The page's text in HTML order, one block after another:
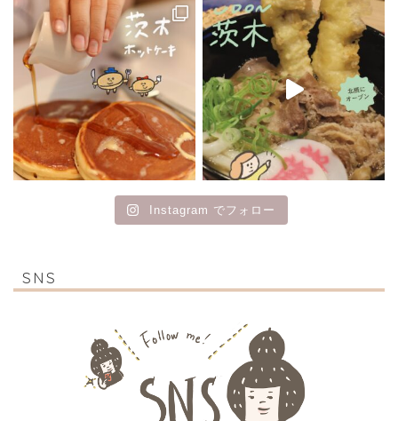
Instagram でフォロー
SNS